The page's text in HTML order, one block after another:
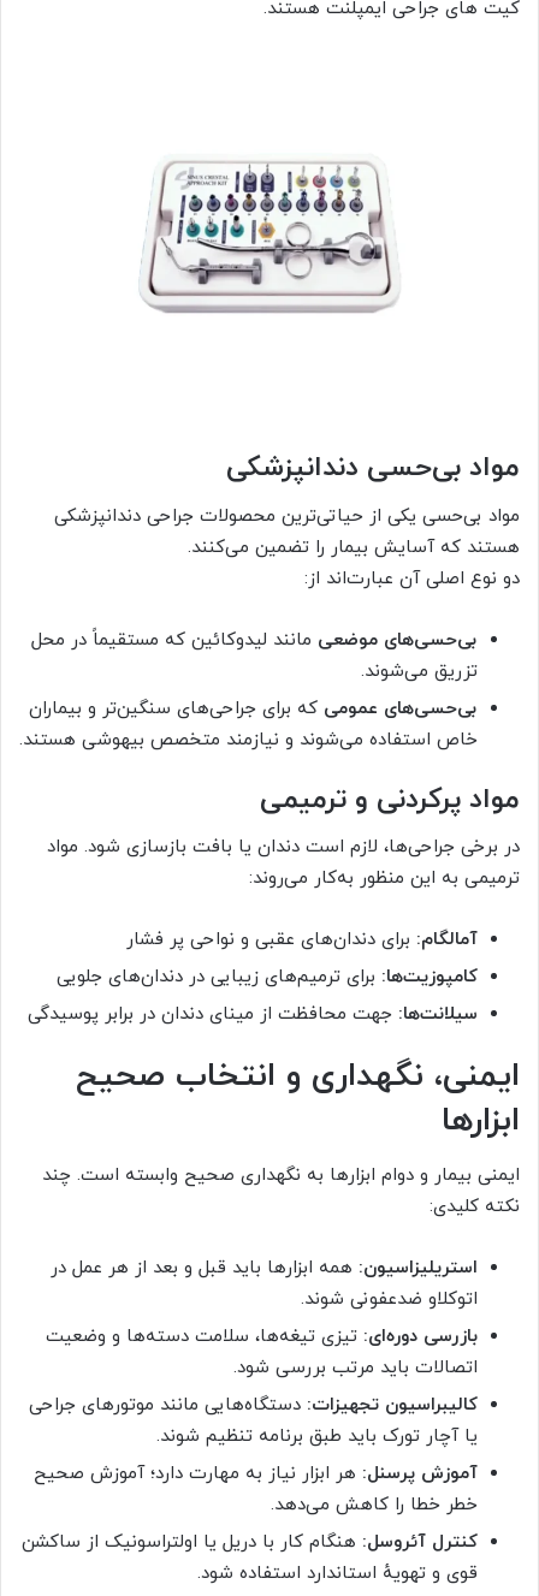
کیت های جراحی ایمپلنت هستند.
مواد بی‌حسی دندانپزشکی
مواد بی‌حسی یکی از حیاتی‌ترین محصولات جراحی دندانپزشکی
هستند که آسایش بیمار را تضمین می‌کنند.
دو نوع اصلی آن عبارت‌اند از:
بی‌حسی‌های موضعی مانند لیدوکائین که مستقیماً در محل
تزریق می‌شوند.
بی‌حسی‌های عمومی که برای جراحی‌های سنگین‌تر و بیماران
خاص استفاده می‌شوند و نیازمند متخصص بیهوشی هستند.
مواد پرکردنی و ترمیمی
در برخی جراحی‌ها، لازم است دندان یا بافت بازسازی شود. مواد
ترمیمی به این منظور به‌کار می‌روند:
آمالگام: برای دندان‌های عقبی و نواحی پر فشار
کامپوزیت‌ها: برای ترمیم‌های زیبایی در دندان‌های جلویی
سیلانت‌ها: جهت محافظت از مینای دندان در برابر پوسیدگی
ایمنی، نگهداری و انتخاب صحیح
ابزارها
ایمنی بیمار و دوام ابزارها به نگهداری صحیح وابسته است. چند
نکته کلیدی:
استریلیزاسیون: همه ابزارها باید قبل و بعد از هر عمل در
اتوکلاو ضدعفونی شوند.
بازرسی دوره‌ای: تیزی تیغه‌ها، سلامت دسته‌ها و وضعیت
اتصالات باید مرتب بررسی شود.
کالیبراسیون تجهیزات: دستگاه‌هایی مانند موتورهای جراحی
یا آچار تورک باید طبق برنامه تنظیم شوند.
آموزش پرسنل: هر ابزار نیاز به مهارت دارد؛ آموزش صحیح
خطر خطا را کاهش می‌دهد.
کنترل آئروسل: هنگام کار با دریل یا اولتراسونیک از ساکشن
قوی و تهویهٔ استاندارد استفاده شود.